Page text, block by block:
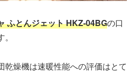
ふとんジェット HKZ-04BGの口
乾燥機は速暖性能への評価はとて